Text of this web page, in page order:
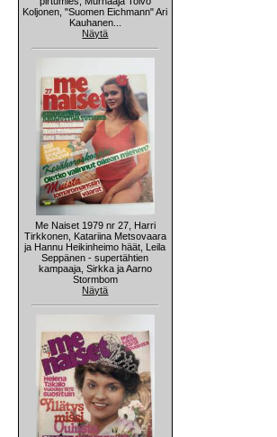
Koljonen, "Suomen Eichmann" Ari
Kauhanen...
Näytä
Me Naiset 1979 nr 27, Harri
Tirkkonen, Katariina Metsovaara
ja Hannu Heikinheimo häät, Leila
Seppänen - supertähtien
kampaaja, Sirkka ja Aarno
Stormbom
Näytä